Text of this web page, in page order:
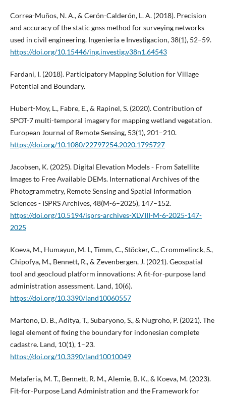
Correa-Muños, N. A., & Cerón-Calderón, L. A. (2018). Precision
and accuracy of the static gnss method for surveying networks
used in civil engineering. Ingenieria e Investigacion, 38(1), 52–59.
https://doi.org/10.15446/ing.investig.v38n1.64543
Fardani, I. (2018). Participatory Mapping Solution for Village
Potential and Boundary.
Hubert-Moy, L., Fabre, E., & Rapinel, S. (2020). Contribution of
SPOT-7 multi-temporal imagery for mapping wetland vegetation.
European Journal of Remote Sensing, 53(1), 201–210.
https://doi.org/10.1080/22797254.2020.1795727
Jacobsen, K. (2025). Digital Elevation Models - From Satellite
Images to Free Available DEMs. International Archives of the
Photogrammetry, Remote Sensing and Spatial Information
Sciences - ISPRS Archives, 48(M-6–2025), 147–152.
https://doi.org/10.5194/isprs-archives-XLVIII-M-6-2025-147-
2025
Koeva, M., Humayun, M. I., Timm, C., Stöcker, C., Crommelinck, S.,
Chipofya, M., Bennett, R., & Zevenbergen, J. (2021). Geospatial
tool and geocloud platform innovations: A fit-for-purpose land
administration assessment. Land, 10(6).
https://doi.org/10.3390/land10060557
Martono, D. B., Aditya, T., Subaryono, S., & Nugroho, P. (2021). The
legal element of fixing the boundary for indonesian complete
cadastre. Land, 10(1), 1–23.
https://doi.org/10.3390/land10010049
Metaferia, M. T., Bennett, R. M., Alemie, B. K., & Koeva, M. (2023).
Fit-for-Purpose Land Administration and the Framework for